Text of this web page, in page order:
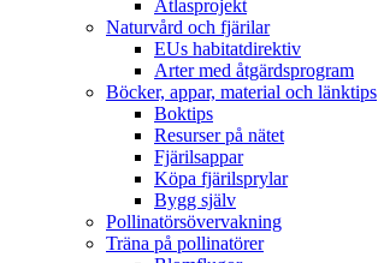
Atlasprojekt
Naturvård och fjärilar
EUs habitatdirektiv
Arter med åtgärdsprogram
Böcker, appar, material och länktips
Boktips
Resurser på nätet
Fjärilsappar
Köpa fjärilsprylar
Bygg själv
Pollinatörsövervakning
Träna på pollinatörer